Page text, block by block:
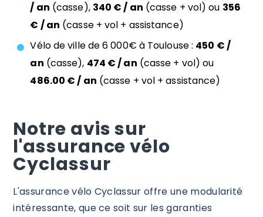
/ an (casse), 340 € / an (casse + vol) ou 356
€ / an (casse + vol + assistance)
Vélo de ville de 6 000€ à Toulouse : 450 € /
an (casse), 474 € / an (casse + vol) ou
486.00 € / an (casse + vol + assistance)
Notre avis sur
l'assurance vélo
Cyclassur
L'assurance vélo Cyclassur offre une modularité
intéressante, que ce soit sur les garanties